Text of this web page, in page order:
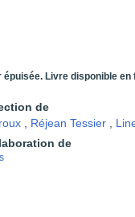
épuisée. Livre disponible
de
Réjean Tessier
de